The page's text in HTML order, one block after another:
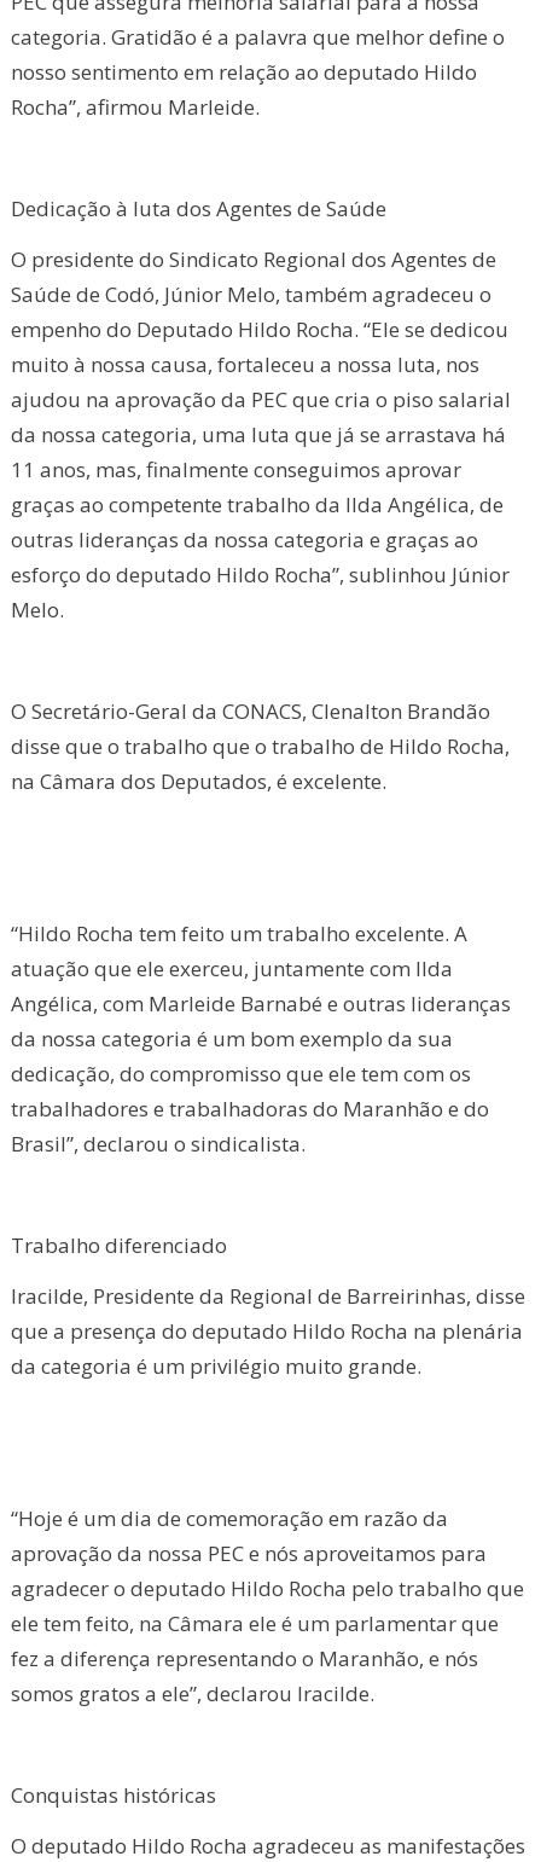
categoria. Gratidão é a palavra que melhor define o
nosso sentimento em relação ao deputado Hildo
Rocha”, afirmou Marleide.
Dedicação à luta dos Agentes de Saúde
O presidente do Sindicato Regional dos Agentes de
Saúde de Codó, Júnior Melo, também agradeceu o
empenho do Deputado Hildo Rocha. “Ele se dedicou
muito à nossa causa, fortaleceu a nossa luta, nos
ajudou na aprovação da PEC que cria o piso salarial
da nossa categoria, uma luta que já se arrastava há
11 anos, mas, finalmente conseguimos aprovar
graças ao competente trabalho da Ilda Angélica, de
outras lideranças da nossa categoria e graças ao
esforço do deputado Hildo Rocha”, sublinhou Júnior
Melo.
O Secretário-Geral da CONACS, Clenalton Brandão
disse que o trabalho que o trabalho de Hildo Rocha,
na Câmara dos Deputados, é excelente.
“Hildo Rocha tem feito um trabalho excelente. A
atuação que ele exerceu, juntamente com Ilda
Angélica, com Marleide Barnabé e outras lideranças
da nossa categoria é um bom exemplo da sua
dedicação, do compromisso que ele tem com os
trabalhadores e trabalhadoras do Maranhão e do
Brasil”, declarou o sindicalista.
Trabalho diferenciado
Iracilde, Presidente da Regional de Barreirinhas, disse
que a presença do deputado Hildo Rocha na plenária
da categoria é um privilégio muito grande.
“Hoje é um dia de comemoração em razão da
aprovação da nossa PEC e nós aproveitamos para
agradecer o deputado Hildo Rocha pelo trabalho que
ele tem feito, na Câmara ele é um parlamentar que
fez a diferença representando o Maranhão, e nós
somos gratos a ele”, declarou Iracilde.
Conquistas históricas
O deputado Hildo Rocha agradeceu as manifestações